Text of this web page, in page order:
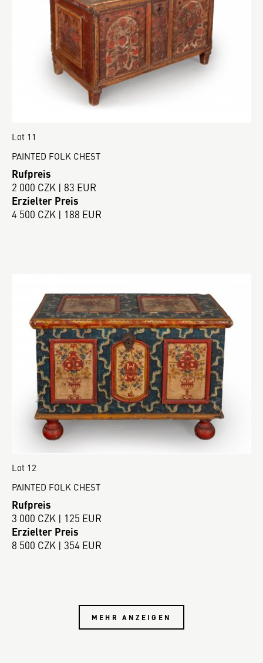
Lot 11
PAINTED FOLK CHEST
Rufpreis
2 000 CZK | 83 EUR
Erzielter Preis
4 500 CZK | 188 EUR
Lot 12
PAINTED FOLK CHEST
Rufpreis
3 000 CZK | 125 EUR
Erzielter Preis
8 500 CZK | 354 EUR
MEHR ANZEIGEN